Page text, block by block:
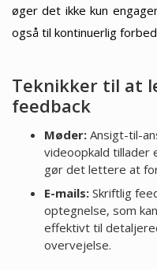
øger det ikke kun
også til kontinuerlig
Teknikker til at
feedback
Møder:Ansigt-til-
videoopkald tillader
gør det lettere at
E-mails:Skriftlig
optegnelse, som
effektivt til
overvejelse.